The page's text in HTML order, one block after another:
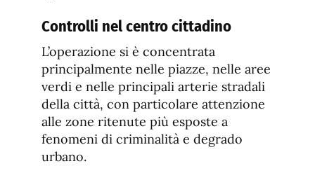
Controlli nel centro cittadino
L’operazione si è concentrata
principalmente nelle piazze, nelle aree
verdi e nelle principali arterie stradali
della città, con particolare attenzione
alle zone ritenute più esposte a
fenomeni di criminalità e degrado
urbano.